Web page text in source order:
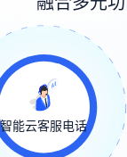
智能云客服电话